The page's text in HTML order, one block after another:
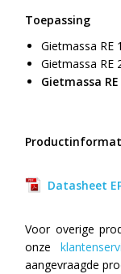
Toepassing
Gietmassa RE
Gietmassa RE
Gietmassa
Datasheet
Voor overige
onze
aangevraagde